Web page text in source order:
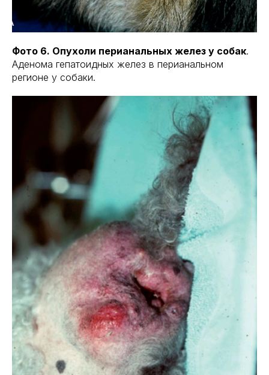
Фото 6. Опухоли перианальных желез у собак.
Аденома гепатоидных желез в перианальном
регионе у собаки.